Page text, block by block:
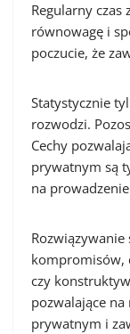
Regularny
równowagę i
poczucie, że
Statystycznie
rozwodzi.
Cechy
prywatnym są
na
kompromisów,
czy
pozwalające na
prywatnym i